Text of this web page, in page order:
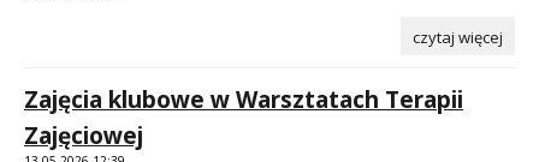
czytaj więcej
Zajęcia klubowe w Warsztatach Terapii
Zajęciowej